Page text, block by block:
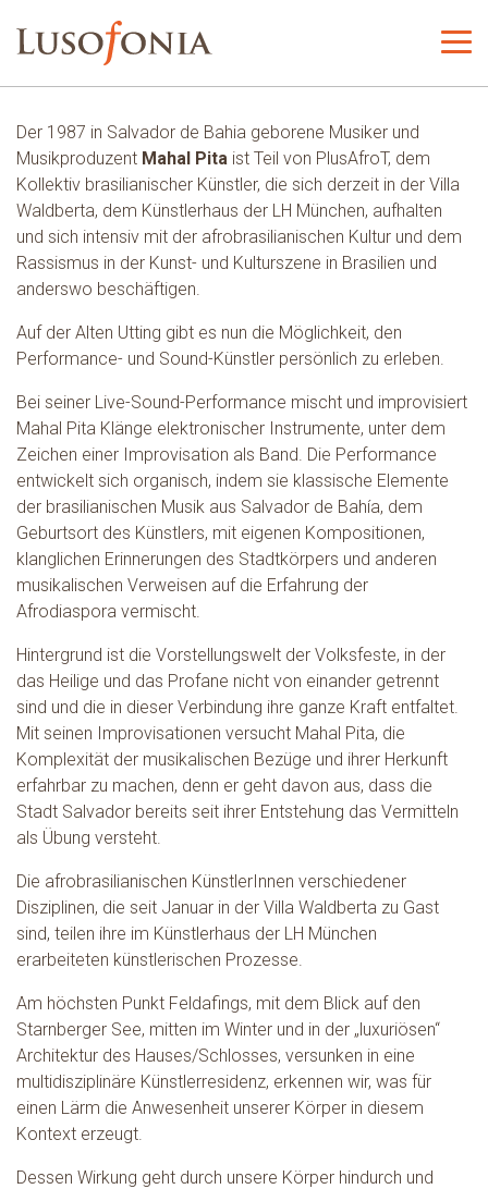
Der 1987 in Salvador de Bahia geborene Musiker und
Musikproduzent Mahal Pita ist Teil von PlusAfroT, dem
Kollektiv brasilianischer Künstler, die sich derzeit in der Villa
Waldberta, dem Künstlerhaus der LH München, aufhalten
und sich intensiv mit der afrobrasilianischen Kultur und dem
Rassismus in der Kunst- und Kulturszene in Brasilien und
anderswo beschäftigen.
Auf der Alten Utting gibt es nun die Möglichkeit, den
Performance- und Sound-Künstler persönlich zu erleben.
Bei seiner Live-Sound-Performance mischt und improvisiert
Mahal Pita Klänge elektronischer Instrumente, unter dem
Zeichen einer Improvisation als Band. Die Performance
entwickelt sich organisch, indem sie klassische Elemente
der brasilianischen Musik aus Salvador de Bahía, dem
Geburtsort des Künstlers, mit eigenen Kompositionen,
klanglichen Erinnerungen des Stadtkörpers und anderen
musikalischen Verweisen auf die Erfahrung der
Afrodiaspora vermischt.
Hintergrund ist die Vorstellungswelt der Volksfeste, in der
das Heilige und das Profane nicht von einander getrennt
sind und die in dieser Verbindung ihre ganze Kraft entfaltet.
Mit seinen Improvisationen versucht Mahal Pita, die
Komplexität der musikalischen Bezüge und ihrer Herkunft
erfahrbar zu machen, denn er geht davon aus, dass die
Stadt Salvador bereits seit ihrer Entstehung das Vermitteln
als Übung versteht.
Die afrobrasilianischen KünstlerInnen verschiedener
Disziplinen, die seit Januar in der Villa Waldberta zu Gast
sind, teilen ihre im Künstlerhaus der LH München
erarbeiteten künstlerischen Prozesse.
Am höchsten Punkt Feldafings, mit dem Blick auf den
Starnberger See, mitten im Winter und in der „luxuriösen“
Architektur des Hauses/Schlosses, versunken in eine
multidisziplinäre Künstlerresidenz, erkennen wir, was für
einen Lärm die Anwesenheit unserer Körper in diesem
Kontext erzeugt.
Dessen Wirkung geht durch unsere Körper hindurch und